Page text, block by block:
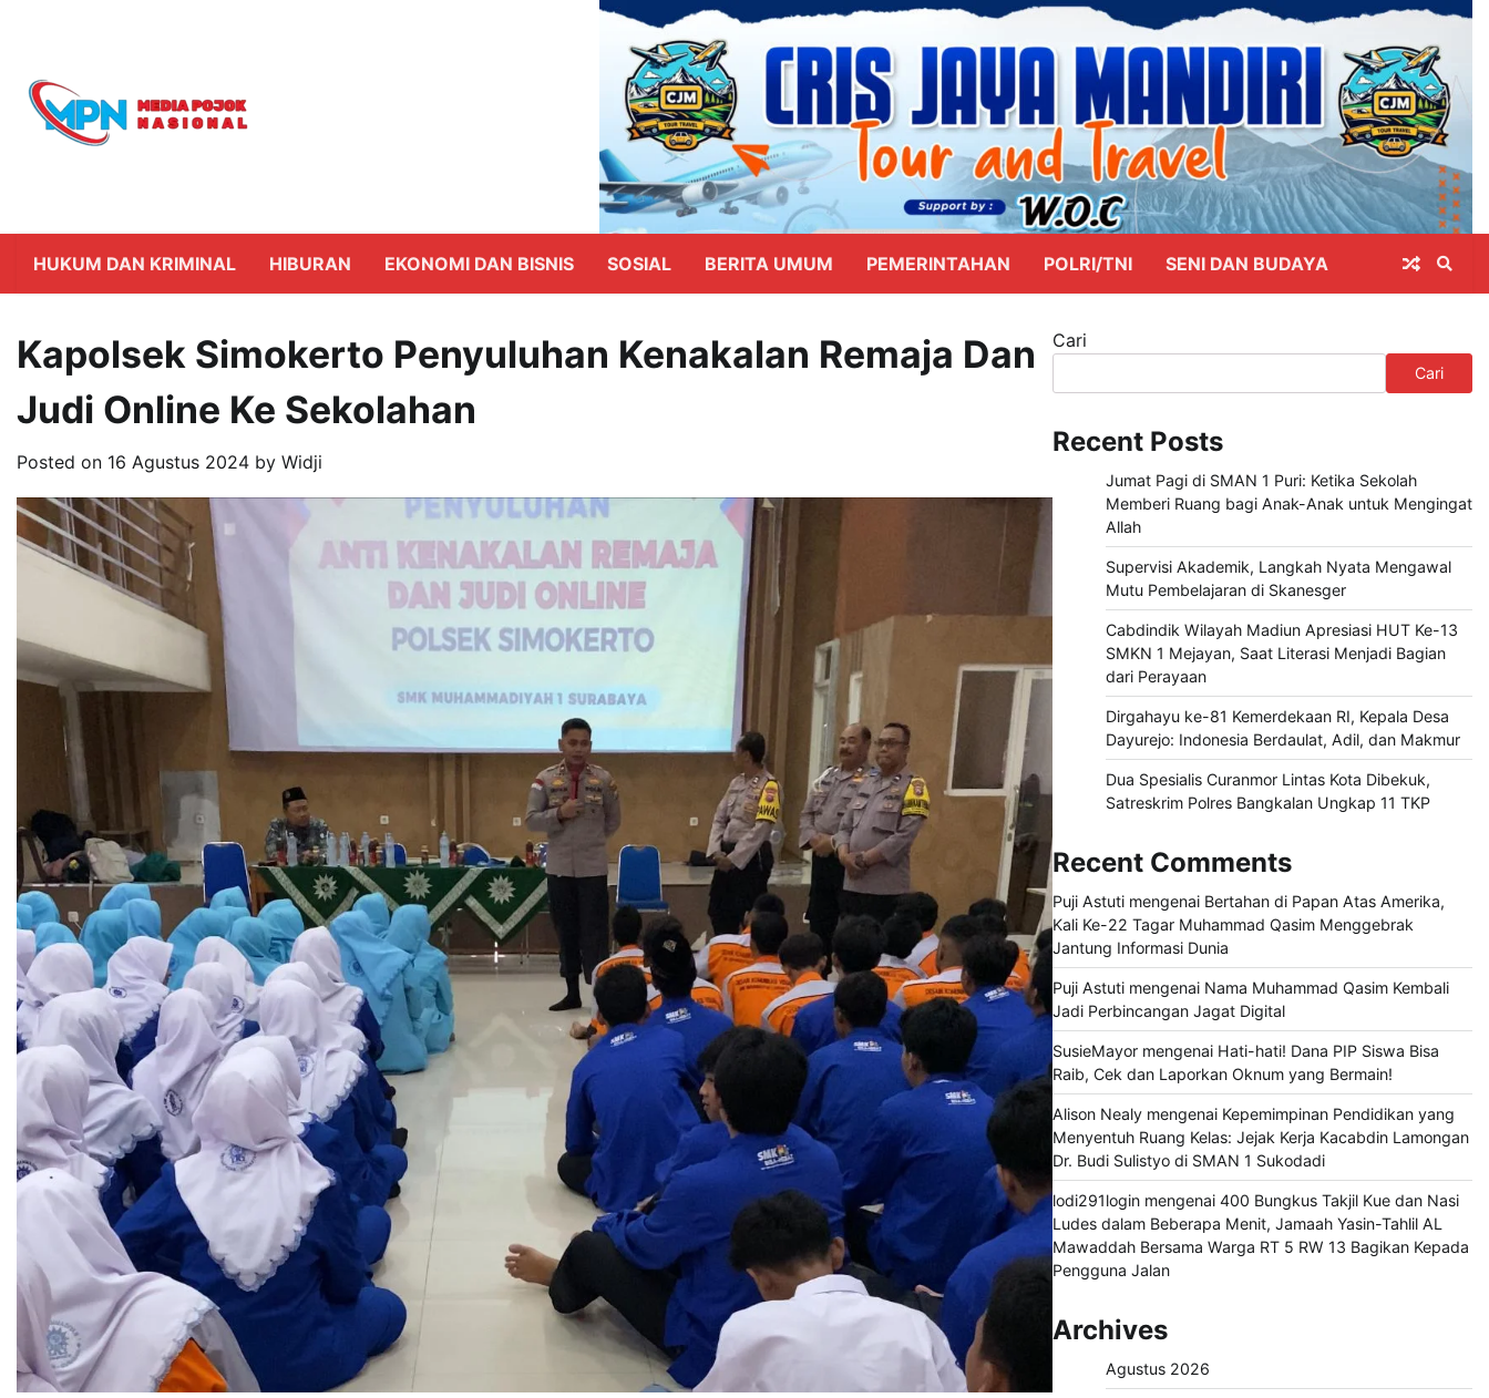
HUKUM DAN KRIMINAL HIBURAN EKONOMI DAN BISNIS SOSIAL BERITA UMUM PEMERINTAHAN POLRI/TNI SENI DAN BUDAYA
Kapolsek Simokerto Penyuluhan Kenakalan Remaja Dan
Judi Online Ke Sekolahan
Posted on 16 Agustus 2024 by Widji
Cari
Cari
Recent Posts
Jumat Pagi di SMAN 1 Puri: Ketika Sekolah
Memberi Ruang bagi Anak-Anak untuk Mengingat
Allah
Supervisi Akademik, Langkah Nyata Mengawal
Mutu Pembelajaran di Skanesger
Cabdindik Wilayah Madiun Apresiasi HUT Ke-13
SMKN 1 Mejayan, Saat Literasi Menjadi Bagian
dari Perayaan
Dirgahayu ke-81 Kemerdekaan RI, Kepala Desa
Dayurejo: Indonesia Berdaulat, Adil, dan Makmur
Dua Spesialis Curanmor Lintas Kota Dibekuk,
Satreskrim Polres Bangkalan Ungkap 11 TKP
Recent Comments
Puji Astutimengenai Bertahan di Papan Atas Amerika,
Kali Ke-22 Tagar Muhammad Qasim Menggebrak
Jantung Informasi Dunia
Puji Astutimengenai Nama Muhammad Qasim Kembali
Jadi Perbincangan Jagat Digital
SusieMayormengenai Hati-hati! Dana PIP Siswa Bisa
Raib, Cek dan Laporkan Oknum yang Bermain!
Alison Nealymengenai Kepemimpinan Pendidikan yang
Menyentuh Ruang Kelas: Jejak Kerja Kacabdin Lamongan
Dr. Budi Sulistyo di SMAN 1 Sukodadi
lodi291loginmengenai 400 Bungkus Takjil Kue dan Nasi
Ludes dalam Beberapa Menit, Jamaah Yasin-Tahlil AL
Mawaddah Bersama Warga RT 5 RW 13 Bagikan Kepada
Pengguna Jalan
Archives
Agustus 2026